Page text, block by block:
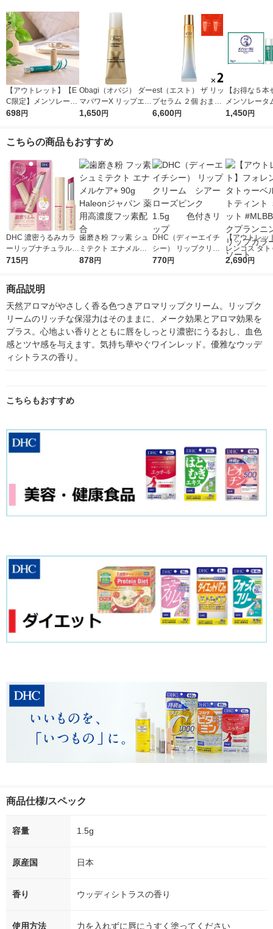
【アウトレット】【E
C限定】メンソレータ
ム グリーンネイチャ
ル ロート製薬 限定
698円
Obagi（オバジ） ダー
マパワーX リップエッ
センス 10g ロート製
1,650円
est（エスト） ザ リッ
プセラム ２個 おまけ
付き
6,600円
【お得な５本
メンソレータ
ップスティッ
定
1,450円
こちらの商品もおすすめ
DHC 濃密うるみカラ
ーリップナチュラルア
ロマ(カシスロゼ)スイ
715円
歯磨き粉 フッ素 シュ
ミテクト エナメルケ
ア+ 90g Haleonジャ
878円
DHC（ディーエイチ
シー） リップクリー
ム シアーローズピン
770円
【アウトレッ
レンコス タ
ルベットティ
2,690円
商品説明
天然アロマがやさしく香る色つきアロマリップクリーム。リップク
リームのリッチな保湿力はそのままに、メーク効果とアロマ効果を
プラス。心地よい香りとともに唇をしっとり濃密にうるおし、血色
感とツヤ感を与えます。気持ち華やぐワインレッド。優雅なウッデ
ィシトラスの香り。
こちらもおすすめ
商品仕様/スペック
容量 1.5g
原産国 日本
香り ウッディシトラスの香り
使用方法 力を入れずに唇にうすく塗ってください